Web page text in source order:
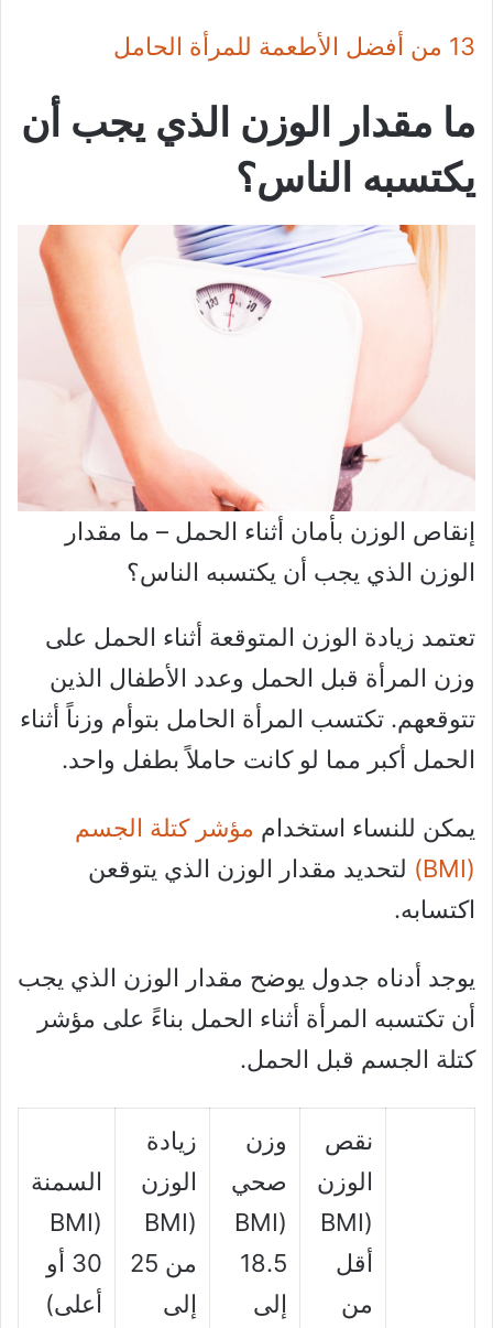
13 من أفضل الأطعمة للمرأة الحامل
ما مقدار الوزن الذي يجب أن
يكتسبه الناس؟
إنقاص الوزن بأمان أثناء الحمل – ما مقدار
الوزن الذي يجب أن يكتسبه الناس؟
تعتمد زيادة الوزن المتوقعة أثناء الحمل على
وزن المرأة قبل الحمل وعدد الأطفال الذين
تتوقعهم. تكتسب المرأة الحامل بتوأم وزناً أثناء
الحمل أكبر مما لو كانت حاملاً بطفل واحد.
يمكن للنساء استخدام مؤشر كتلة الجسم
(BMI)
لتحديد مقدار الوزن الذي يتوقعن
اكتسابه.
يوجد أدناه جدول يوضح مقدار الوزن الذي يجب
أن تكتسبه المرأة أثناء الحمل بناءً على مؤشر
كتلة الجسم قبل الحمل.
نقص
الوزن
(BMI
أقل
من
وزن
صحي
(BMI
18.5
إلى
زيادة
الوزن
(BMI
من 25
إلى
السمنة
(BMI
30 أو
أعلى)